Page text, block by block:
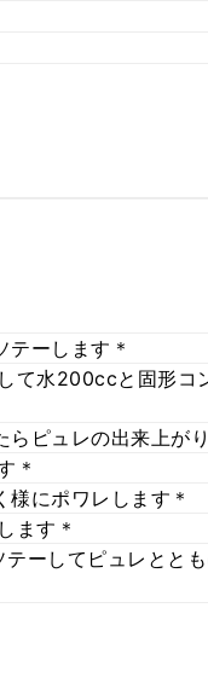
テーします＊
て水200ccと固形コ
ピュレの出来上が
＊
にポワレします＊
ます＊
ーしてピュレとと